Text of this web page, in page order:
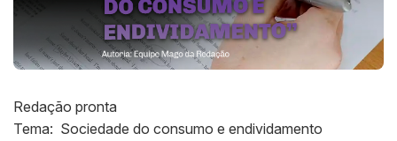
Redação pronta
Tema: Sociedade do consumo e endividamento